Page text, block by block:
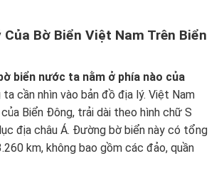
Bờ Biển Việt Nam Trên Biển
biển nước ta nằm ở phía nào của
ta cần nhìn vào bản đồ địa lý. Việt Nam
Biển Đông, trải dài theo hình chữ S
địa châu Á. Đường bờ biển này có tổng
km, không bao gồm các đảo, quần